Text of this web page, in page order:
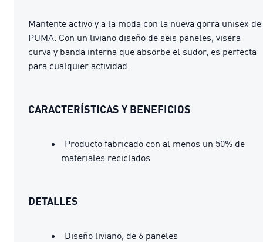
Mantente activo y a la moda con la nueva gorra unisex de
PUMA. Con un liviano diseño de seis paneles, visera
curva y banda interna que absorbe el sudor, es perfecta
para cualquier actividad.
CARACTERÍSTICAS Y BENEFICIOS
Producto fabricado con al menos un 50% de
materiales reciclados
DETALLES
Diseño liviano, de 6 paneles